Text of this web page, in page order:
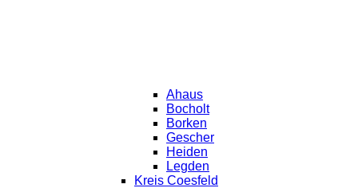
Ahaus
Bocholt
Borken
Gescher
Heiden
Legden
Kreis Coesfeld